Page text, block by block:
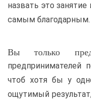
назвать это
самым благодарным.
Вы только
предпринимателей
чтоб хотя бы у
ощутимый